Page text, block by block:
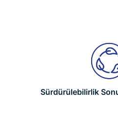
Sürdürülebilirlik